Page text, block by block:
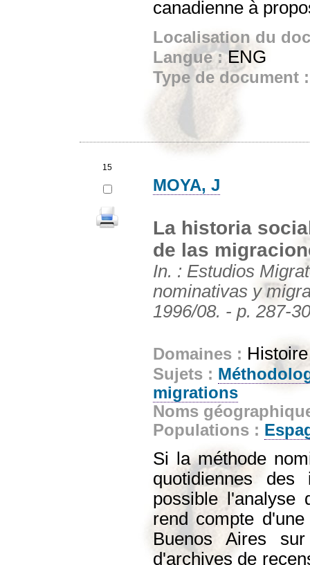
canadienne à
Localisation du
Langue :ENG
Type de document
15
MOYA, J
La historia
de las
In. : Estudios
nominativas y
1996/08. - p. 287-
Domaines :
Sujets :
migrations
Noms
Populations :
Si la méthode
quotidiennes
possible l'analyse
rend compte
Buenos Aires
d'archives de